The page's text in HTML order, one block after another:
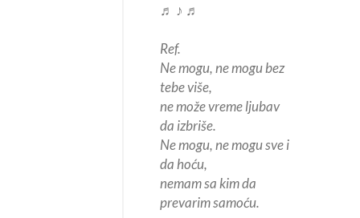
♬ ♪ ♬
Ref.
Ne mogu, ne mogu bez
tebe više,
ne može vreme ljubav
da izbriše.
Ne mogu, ne mogu sve i
da hoću,
nemam sa kim da
prevarim samoću.